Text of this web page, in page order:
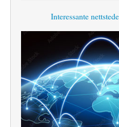
Interessante